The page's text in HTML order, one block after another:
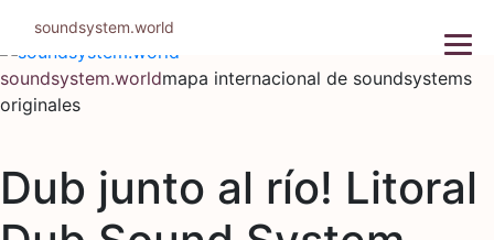
contenido
soundsystem.worldmapa internacional de soundsystems
originales
Dub junto al río! Litoral
soundsystem.world